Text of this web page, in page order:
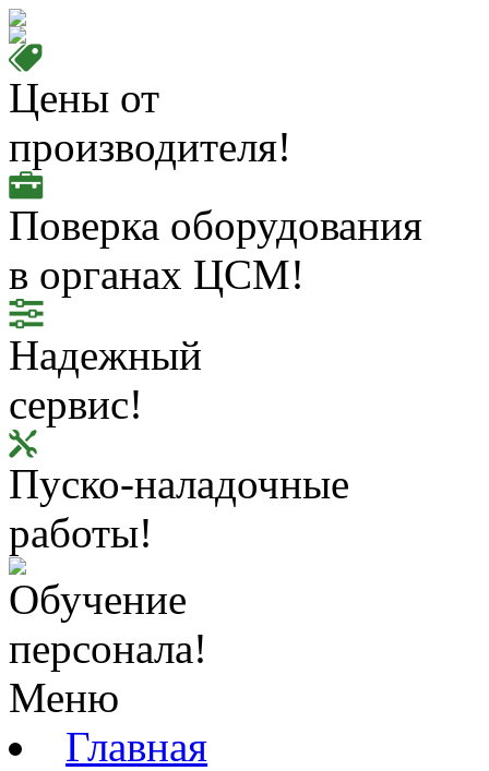
Цены от
производителя!
Поверка оборудования
в органах ЦСМ!
Надежный
сервис!
Пуско-наладочные
работы!
Обучение
персонала!
Меню
Главная